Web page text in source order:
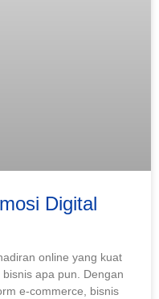
Digital
online yang kuat
apa pun. Dengan
e-commerce, bisnis